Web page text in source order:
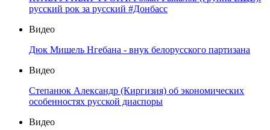
русский рок за русский #Донбасс
Видео
Дюк Мишель Нгебана - внук белорусского партизана
Видео
Степанюк Александр (Киргизия) об экономических
особенностях русской диаспоры
Видео